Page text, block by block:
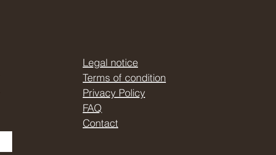
Legal notice
Terms of condition
Privacy Policy
FAQ
Contact